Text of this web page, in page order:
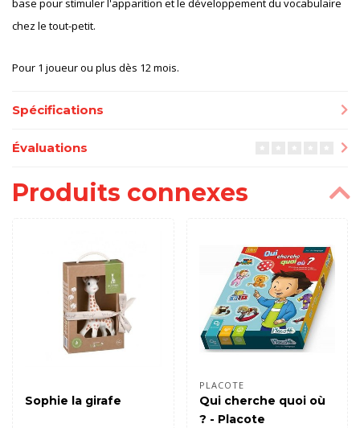
base pour stimuler l'apparition et le développement du vocabulaire
chez le tout-petit.
Pour 1 joueur ou plus dès 12 mois.
Spécifications
Évaluations
Produits connexes
Sophie la girafe
PLACOTE
Qui cherche quoi où
? - Placote